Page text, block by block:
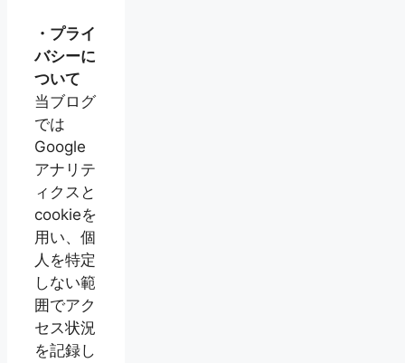
・プライ
バシーに
ついて
当ブログ
では
Google
アナリテ
ィクスと
cookieを
用い、個
人を特定
しない範
囲でアク
セス状況
を記録し